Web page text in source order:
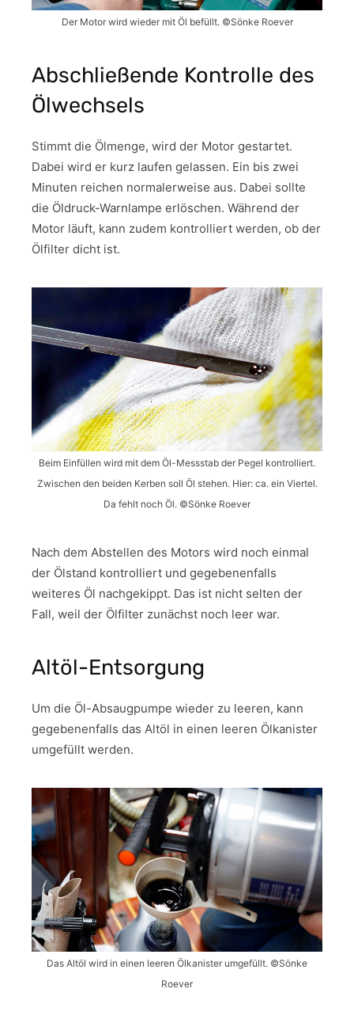
Der Motor wird wieder mit Öl befüllt. ©Sönke Roever
Abschließende Kontrolle des
Ölwechsels
Stimmt die Ölmenge, wird der Motor gestartet.
Dabei wird er kurz laufen gelassen. Ein bis zwei
Minuten reichen normalerweise aus. Dabei sollte
die Öldruck-Warnlampe erlöschen. Während der
Motor läuft, kann zudem kontrolliert werden, ob der
Ölfilter dicht ist.
Beim Einfüllen wird mit dem Öl-Messstab der Pegel kontrolliert.
Zwischen den beiden Kerben soll Öl stehen. Hier: ca. ein Viertel.
Da fehlt noch Öl. ©Sönke Roever
Nach dem Abstellen des Motors wird noch einmal
der Ölstand kontrolliert und gegebenenfalls
weiteres Öl nachgekippt. Das ist nicht selten der
Fall, weil der Ölfilter zunächst noch leer war.
Altöl-Entsorgung
Um die Öl-Absaugpumpe wieder zu leeren, kann
gegebenenfalls das Altöl in einen leeren Ölkanister
umgefüllt werden.
Das Altöl wird in einen leeren Ölkanister umgefüllt. ©Sönke
Roever